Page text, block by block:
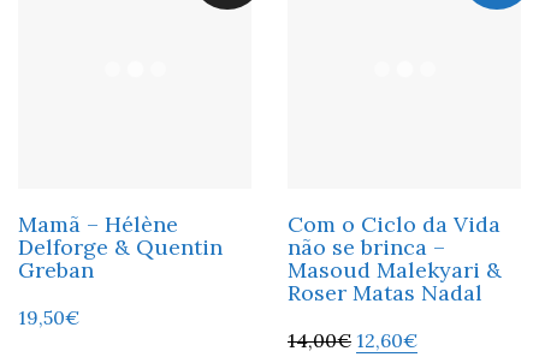
Mamã – Hélène
Delforge & Quentin
Greban
19,50€
Com o Ciclo da Vida
não se brinca –
Masoud Malekyari &
Roser Matas Nadal
14,00€ 12,60€